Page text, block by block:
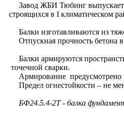
Завод ЖБИ Тюбинг выпускает
строящихся в I климатическом
Балки изготавливаются из
Отпускная прочность бетона
Балки армируются
точечной сварки.
Армирование предусмотрено
Предел огнестойкости – не
БФ24.5.4-2Т - балка